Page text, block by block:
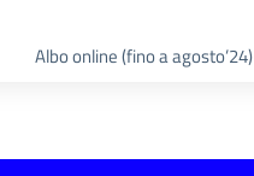
Albo online (fino a agosto’24)